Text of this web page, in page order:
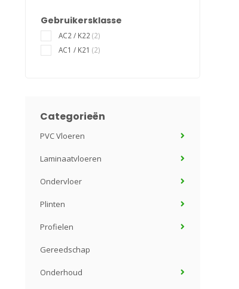
Gebruikersklasse
AC2 / K22 (2)
AC1 / K21 (2)
Categorieën
PVC Vloeren
Laminaatvloeren
Ondervloer
Plinten
Profielen
Gereedschap
Onderhoud